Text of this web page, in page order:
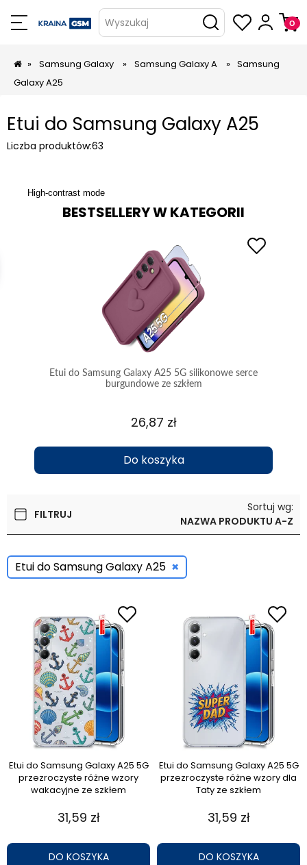
Wyszukaj
» Samsung Galaxy » Samsung Galaxy A » Samsung
Galaxy A25
Etui do Samsung Galaxy A25
Liczba produktów:63
High-contrast mode
BESTSELLERY W KATEGORII
Etui do Samsung Galaxy A25 5G silikonowe serce
burgundowe ze szkłem
26,87 zł
Do koszyka
FILTRUJ
Sortuj wg:
NAZWA PRODUKTU A-Z
Etui do Samsung Galaxy A25 ×
Etui do Samsung Galaxy A25 5G
przezroczyste różne wzory
wakacyjne ze szkłem
31,59 zł
DO KOSZYKA
Etui do Samsung Galaxy A25 5G
przezroczyste różne wzory dla
Taty ze szkłem
31,59 zł
DO KOSZYKA